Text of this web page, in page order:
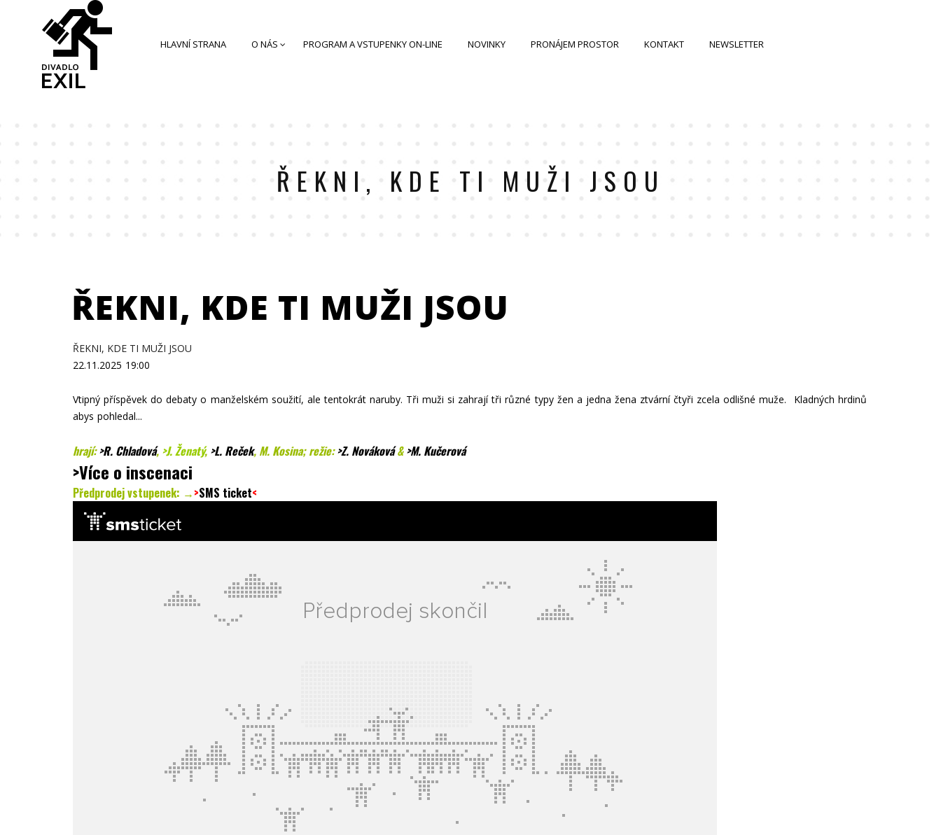
HLAVNÍ STRANA O NÁS PROGRAM A VSTUPENKY ON-LINE NOVINKY PRONÁJEM PROSTOR KONTAKT NEWSLETTER
ŘEKNI, KDE TI MUŽI JSOU
ŘEKNI, KDE TI MUŽI JSOU
ŘEKNI, KDE TI MUŽI JSOU
22.11.2025 19:00
Vtipný příspěvek do debaty o manželském soužití, ale tentokrát naruby. Tři muži si zahrají tři různé typy žen a jedna žena ztvární čtyři zcela odlišné muže. Kladných hrdinů
abys pohledal...
hrají:>R. Chladová, >J. Ženatý, >L. Reček, M. Kosina; režie:>Z. Nováková&>M. Kučerová
>Více o inscenaci
Předprodej vstupenek: →>SMS ticket<